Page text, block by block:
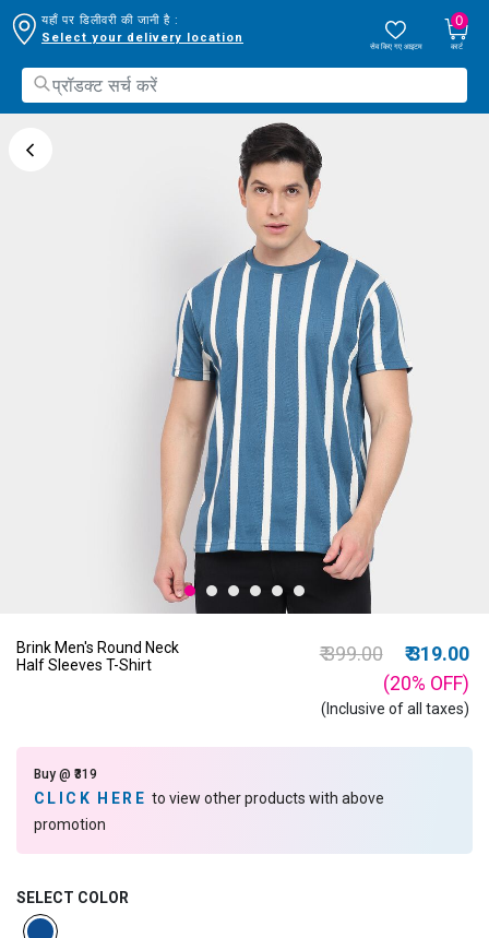
यहाँ पर डिलीवरी की जानी है :
Select your delivery location
सेव किए गए आइटम
0
कार्ट
Brink Men's Round Neck
Half Sleeves T-Shirt
Price reduced from
₹ 399.00to
₹ 319.00
(20% OFF)
(Inclusive of all taxes)
Buy @ ₹319
CLICK HEREto view other products with above
promotion
SELECT COLOR
selected